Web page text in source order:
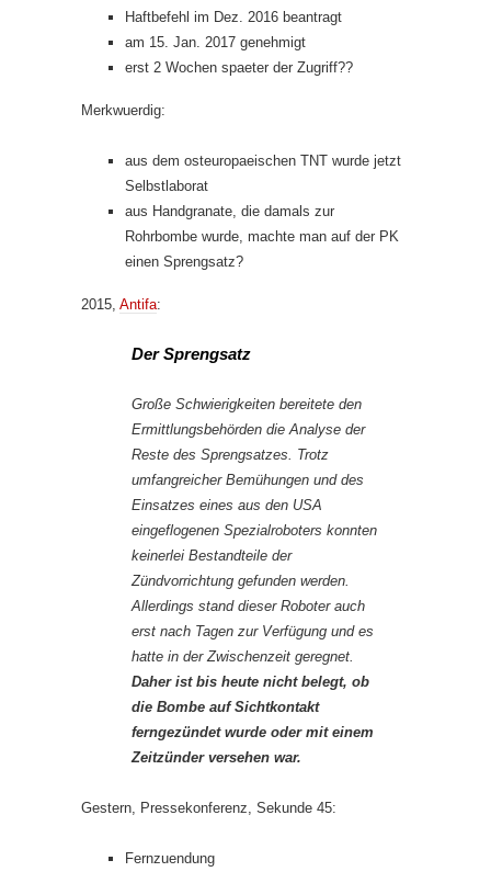
Haftbefehl im Dez. 2016 beantragt
am 15. Jan. 2017 genehmigt
erst 2 Wochen spaeter der Zugriff??
Merkwuerdig:
aus dem osteuropaeischen TNT wurde jetzt
Selbstlaborat
aus Handgranate, die damals zur
Rohrbombe wurde, machte man auf der PK
einen Sprengsatz?
2015, Antifa:
Der Sprengsatz
Große Schwierigkeiten bereitete den
Ermittlungsbehörden die Analyse der
Reste des Sprengsatzes. Trotz
umfangreicher Bemühungen und des
Einsatzes eines aus den USA
eingeflogenen Spezialroboters konnten
keinerlei Bestandteile der
Zündvorrichtung gefunden werden.
Allerdings stand dieser Roboter auch
erst nach Tagen zur Verfügung und es
hatte in der Zwischenzeit geregnet.
Daher ist bis heute nicht belegt, ob
die Bombe auf Sichtkontakt
ferngezündet wurde oder mit einem
Zeitzünder versehen war.
Gestern, Pressekonferenz, Sekunde 45:
Fernzuendung